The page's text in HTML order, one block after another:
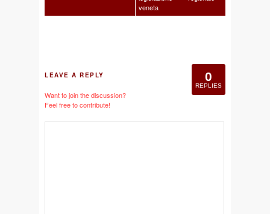
veneta
0
REPLIES
LEAVE A REPLY
Want to join the discussion?
Feel free to contribute!